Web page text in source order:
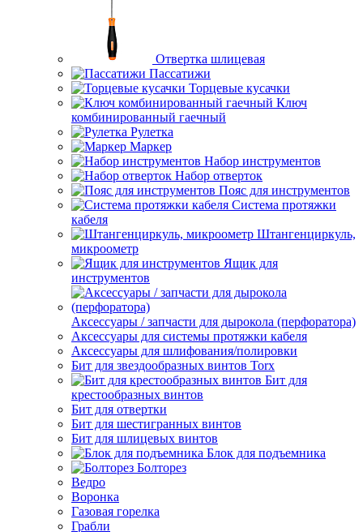
Отвертка шлицевая
Пассатижи
Торцевые кусачки
Ключ
комбинированный гаечный
Рулетка
Маркер
Набор инструментов
Набор отверток
Пояс для инструментов
Система протяжки
кабеля
Штангенциркуль,
микроометр
Ящик для
инструментов
Аксессуары / запчасти для дырокола (перфоратора)
Аксессуары для системы протяжки кабеля
Аксессуары для шлифования/полировки
Бит для звездообразных винтов Torx
Бит для
крестообразных винтов
Бит для отвертки
Бит для шестигранных винтов
Бит для шлицевых винтов
Блок для подъемника
Болторез
Ведро
Воронка
Газовая горелка
Грабли